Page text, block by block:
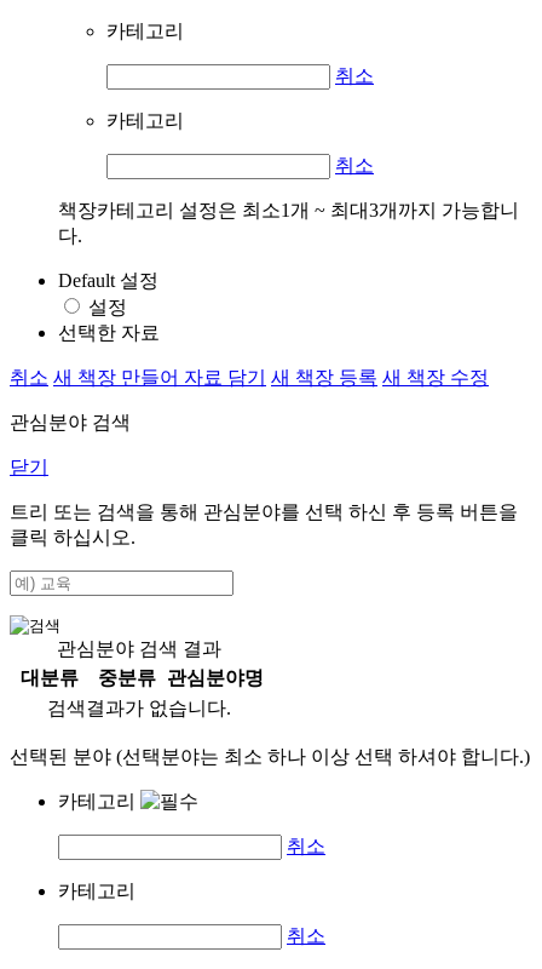
카테고리
취소
카테고리
취소
책장카테고리 설정은 최소1개 ~ 최대3개까지 가능합니
다.
Default 설정
설정
선택한 자료
취소 새 책장 만들어 자료 담기 새 책장 등록 새 책장 수정
관심분야 검색
닫기
트리 또는 검색을 통해 관심분야를 선택 하신 후 등록 버튼을
클릭 하십시오.
관심분야 검색 결과
대분류
중분류
관심분야명
검색결과가 없습니다.
선택된 분야 (선택분야는 최소 하나 이상 선택 하셔야 합니다.)
카테고리
취소
카테고리
취소